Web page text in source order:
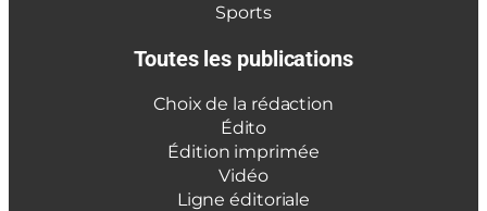
Sports
Toutes les publications
Choix de la rédaction
Édito
Édition imprimée
Vidéo
Ligne éditoriale